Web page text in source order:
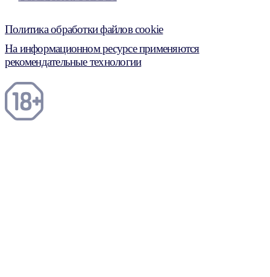
Политика обработки файлов cookie
На информационном ресурсе применяются
рекомендательные технологии